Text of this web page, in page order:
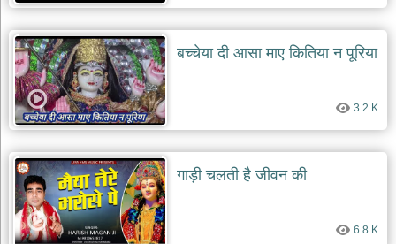
बच्चेया दी आसा माए कितिया न पूरिया
3.2 K
गाड़ी चलती है जीवन की
6.8 K